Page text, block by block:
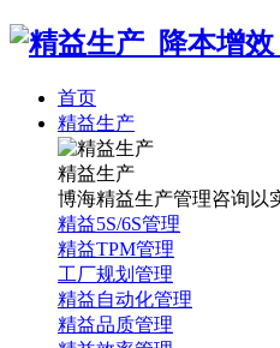
首页
精益生产
精益生产
博海精益生产管理咨询以
精益5S/6S管理
精益TPM管理
工厂规划管理
精益自动化管理
精益品质管理